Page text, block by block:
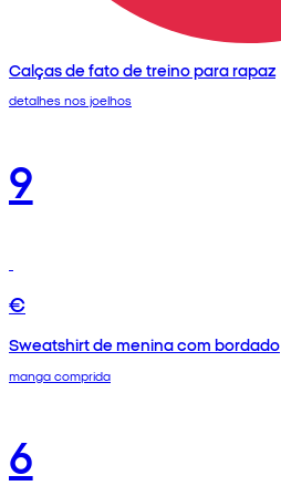
Calças de fato de treino para rapaz
detalhes nos joelhos
9
€
Sweatshirt de menina com bordado
manga comprida
6